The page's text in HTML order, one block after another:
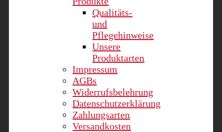
Qualitäts-
und
Pflegehinweise
Unsere
Produktarten
Impressum
AGBs
Widerrufsbelehrung
Datenschutzerklärung
Zahlungsarten
Versandkosten